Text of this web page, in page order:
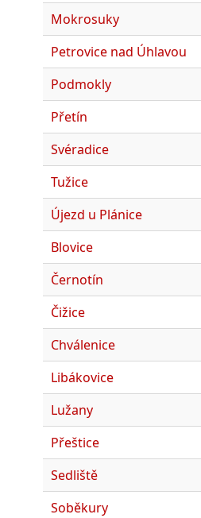
Mokrosuky
Petrovice nad Úhlavou
Podmokly
Přetín
Svéradice
Tužice
Újezd u Plánice
Blovice
Černotín
Čižice
Chválenice
Libákovice
Lužany
Přeštice
Sedliště
Soběkury